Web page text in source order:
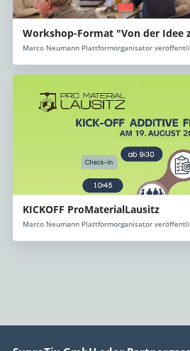
Workshop-Format "Von der Idee
Marco Neumann Plattformorganisator
KICKOFF ProMaterialLausitz
Marco Neumann Plattformorganisator